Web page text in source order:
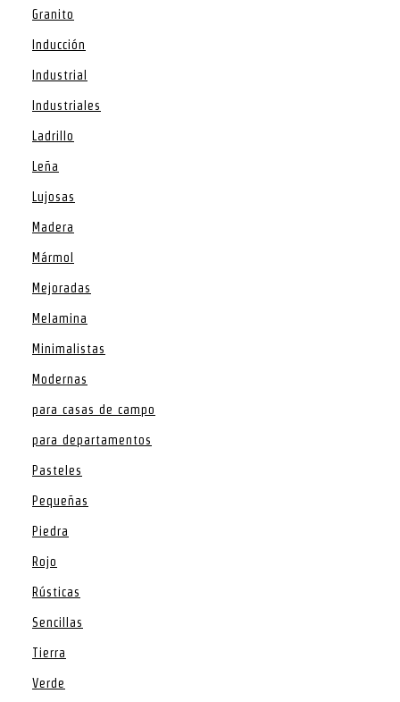
Granito
Inducción
Industrial
Industriales
Ladrillo
Leña
Lujosas
Madera
Mármol
Mejoradas
Melamina
Minimalistas
Modernas
para casas de campo
para departamentos
Pasteles
Pequeñas
Piedra
Rojo
Rústicas
Sencillas
Tierra
Verde